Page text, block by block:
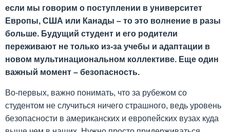
если мы говорим о поступлении в университет
Европы, США или Канады – то это волнение в разы
больше. Будущий студент и его родители
переживают не только из-за учебы и адаптации в
новом мультинациональном коллективе. Еще один
важный момент – безопасность.
Во-первых, важно понимать, что за рубежом со
студентом не случиться ничего страшного, ведь уровень
безопасности в американских и европейских вузах куда